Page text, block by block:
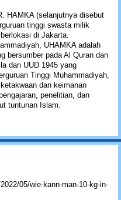
HAMKA (selanjutnya disebut
tinggi swasta milik
di Jakarta.
UHAMKA adalah
bersumber pada Al Quran dan
dan UUD 1945 yang
Tinggi Muhammadiyah,
dan keimanan
penelitian, dan
tuntunan Islam.
05/wie-kann-man-10-kg-in-